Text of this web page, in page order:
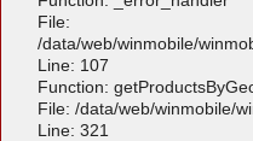
File:
/data/web/winmobile/
Line: 107
Function:
File: /data/web/winmobile/
Line: 321